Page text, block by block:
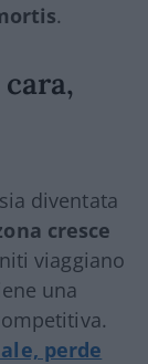
.
diventata
cresce
viaggiano
una
perde